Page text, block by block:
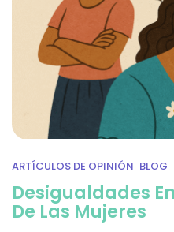
ARTÍCULOS DE OPINIÓN BLOG
Desigualdades
De Las Mujeres